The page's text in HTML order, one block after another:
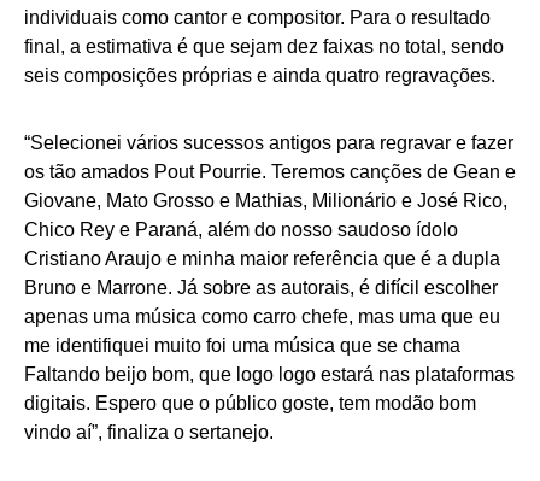
individuais como cantor e compositor. Para o resultado
final, a estimativa é que sejam dez faixas no total, sendo
seis composições próprias e ainda quatro regravações.
“Selecionei vários sucessos antigos para regravar e fazer
os tão amados Pout Pourrie. Teremos canções de Gean e
Giovane, Mato Grosso e Mathias, Milionário e José Rico,
Chico Rey e Paraná, além do nosso saudoso ídolo
Cristiano Araujo e minha maior referência que é a dupla
Bruno e Marrone. Já sobre as autorais, é difícil escolher
apenas uma música como carro chefe, mas uma que eu
me identifiquei muito foi uma música que se chama
Faltando beijo bom, que logo logo estará nas plataformas
digitais. Espero que o público goste, tem modão bom
vindo aí”, finaliza o sertanejo.